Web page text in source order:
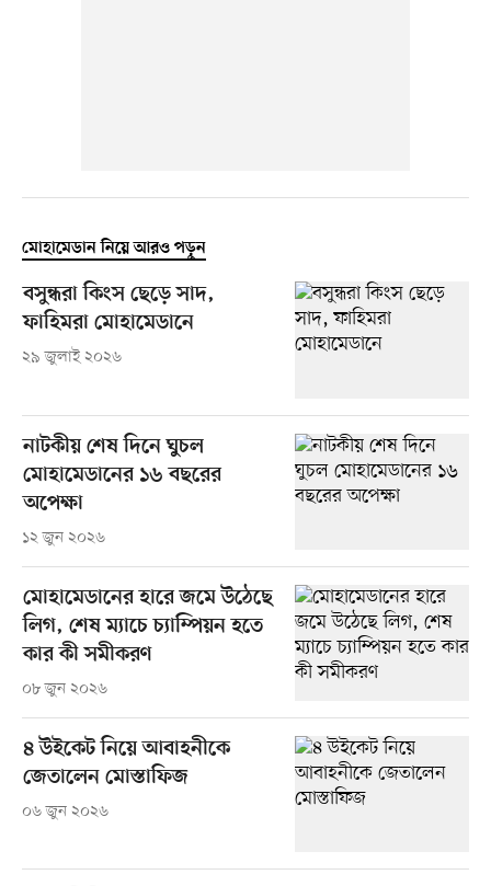
মোহামেডান নিয়ে আরও পড়ুন
বসুন্ধরা কিংস ছেড়ে সাদ,
ফাহিমরা মোহামেডানে
২৯ জুলাই ২০২৬
নাটকীয় শেষ দিনে ঘুচল
মোহামেডানের ১৬ বছরের
অপেক্ষা
১২ জুন ২০২৬
মোহামেডানের হারে জমে উঠেছে
লিগ, শেষ ম্যাচে চ্যাম্পিয়ন হতে
কার কী সমীকরণ
০৮ জুন ২০২৬
৪ উইকেট নিয়ে আবাহনীকে
জেতালেন মোস্তাফিজ
০৬ জুন ২০২৬